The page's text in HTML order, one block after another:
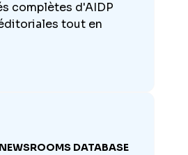
complètes d'AIDP
tout en
DATABASE